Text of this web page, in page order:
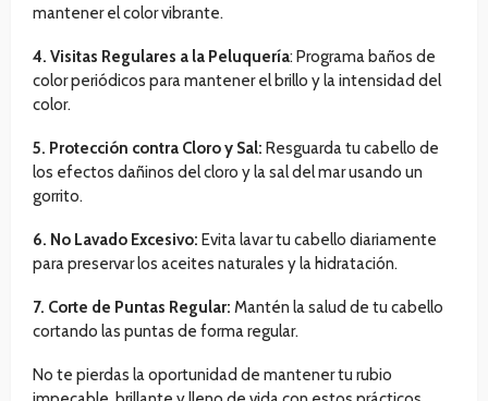
mantener el color vibrante.
4. Visitas Regulares a la Peluquería: Programa baños de
color periódicos para mantener el brillo y la intensidad del
color.
5. Protección contra Cloro y Sal: Resguarda tu cabello de
los efectos dañinos del cloro y la sal del mar usando un
gorrito.
6. No Lavado Excesivo: Evita lavar tu cabello diariamente
para preservar los aceites naturales y la hidratación.
7. Corte de Puntas Regular: Mantén la salud de tu cabello
cortando las puntas de forma regular.
No te pierdas la oportunidad de mantener tu rubio